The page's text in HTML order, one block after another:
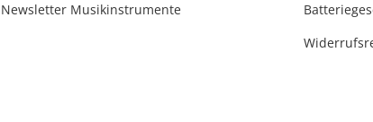
Newsletter Musikinstrumente